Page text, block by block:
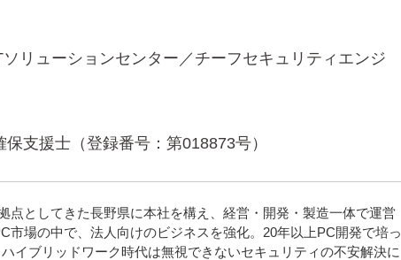
ソリューションセンター／チーフセキュリティエンジ
支援士（登録番号：第018873号）
点としてきた長野県に本社を構え、経営・開発・製造一体で運営
市場の中で、法人向けのビジネスを強化。20年以上PC開発で培っ
イブリッドワーク時代は無視できないセキュリティの不安解決に